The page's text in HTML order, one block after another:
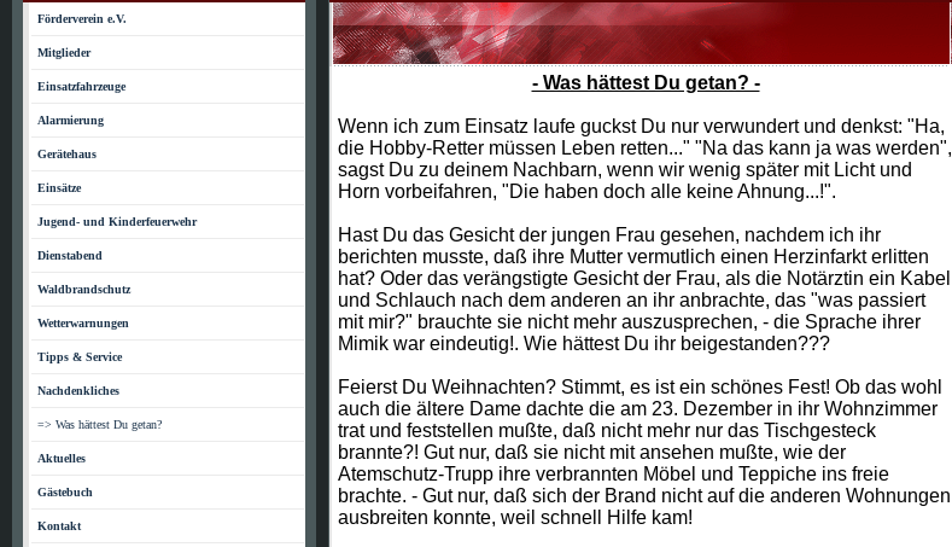
Förderverein e.V.
Mitglieder
Einsatzfahrzeuge
Alarmierung
Gerätehaus
Einsätze
Jugend- und Kinderfeuerwehr
Dienstabend
Waldbrandschutz
Wetterwarnungen
Tipps & Service
Nachdenkliches
=> Was hättest Du getan?
Aktuelles
Gästebuch
Kontakt
- Was hättest Du getan? -
Wenn ich zum Einsatz laufe guckst Du nur verwundert und denkst: "Ha,
die Hobby-Retter müssen Leben retten..." "Na das kann ja was werden",
sagst Du zu deinem Nachbarn, wenn wir wenig später mit Licht und
Horn vorbeifahren, "Die haben doch alle keine Ahnung...!".
Hast Du das Gesicht der jungen Frau gesehen, nachdem ich ihr
berichten musste, daß ihre Mutter vermutlich einen Herzinfarkt erlitten
hat? Oder das verängstigte Gesicht der Frau, als die Notärztin ein Kabel
und Schlauch nach dem anderen an ihr anbrachte, das "was passiert
mit mir?" brauchte sie nicht mehr auszusprechen, - die Sprache ihrer
Mimik war eindeutig!. Wie hättest Du ihr beigestanden???
Feierst Du Weihnachten? Stimmt, es ist ein schönes Fest! Ob das wohl
auch die ältere Dame dachte die am 23. Dezember in ihr Wohnzimmer
trat und feststellen mußte, daß nicht mehr nur das Tischgesteck
brannte?! Gut nur, daß sie nicht mit ansehen mußte, wie der
Atemschutz-Trupp ihre verbrannten Möbel und Teppiche ins freie
brachte. - Gut nur, daß sich der Brand nicht auf die anderen Wohnungen
ausbreiten konnte, weil schnell Hilfe kam!